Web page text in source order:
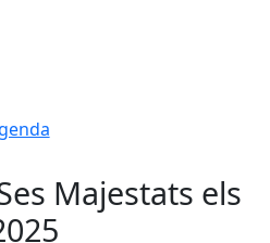
Majestats els